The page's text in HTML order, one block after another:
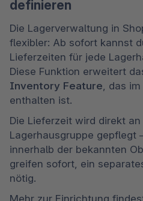
definieren
Die Lagerverwaltung in
flexibler: Ab sofort kannst
Lieferzeiten für jede
Diese Funktion erweitert
Inventory Feature , das
enthalten ist.
Die Lieferzeit wird direkt
Lagerhausgruppe gepflegt
innerhalb der bekannten
greifen sofort, ein
nötig.